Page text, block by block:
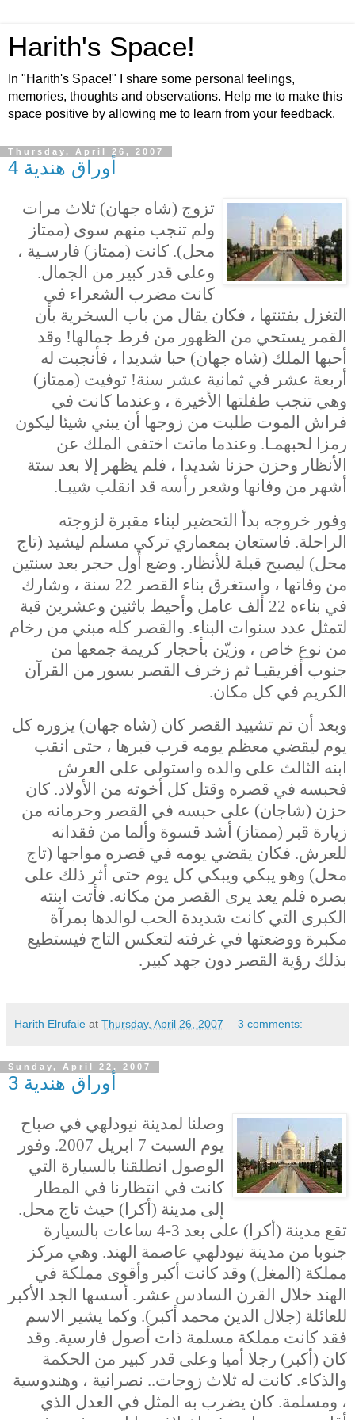
Harith's Space!
In "Harith's Space!" I share some personal feelings,
memories, thoughts and observations. Help me to make this
space positive by allowing me to learn from your feedback.
Thursday, April 26, 2007
أوراق هندية 4
تزوج (شاه جهان) ثلاث مرات
ولم تنجب منهم سوى (ممتاز
محل). كانت (ممتاز) فارسـية ،
وعلى قدر كبير من الجمال.
كانت مضرب الشعراء في
التغزل بفتنتها ، فكان يقال من باب السخرية بأن
القمر يستحي من الظهور من فرط جمالها! وقد
أحبها الملك (شاه جهان) حبا شديدا ، فأنجبت له
أربعة عشر في ثمانية عشر سنة! توفيت (ممتاز)
وهي تنجب طفلتها الأخيرة ، وعندما كانت في
فراش الموت طلبت من زوجها أن يبني شيئا ليكون
رمزا لحبهمـا. وعندما ماتت اختفى الملك عن
الأنظار وحزن حزنا شديدا ، فلم يظهر إلا بعد ستة
أشهر من وفانها وشعر رأسه قد انقلب شيبـا.
وفور خروجه بدأ التحضير لبناء مقبرة لزوجته
الراحلة. فاستعان بمعماري تركي مسلم ليشيد (تاج
محل) ليصبح قبلة للأنظار. وضع أول حجر بعد سنتين
من وفاتها ، واستغرق بناء القصر 22 سنة ، وشارك
في بناءه 22 ألف عامل وأحيط باثنين وعشرين قبة
لتمثل عدد سنوات البناء. والقصر كله مبني من رخام
من نوع خاص ، وزيّن بأحجار كريمة جمعها من
جنوب أفريقيـا ثم زخرف القصر بسور من القرآن
الكريم في كل مكان.
وبعد أن تم تشييد القصر كان (شاه جهان) يزوره كل
يوم ليقضي معظم يومه قرب قبرها ، حتى انقب
ابنه الثالث على والده واستولى على العرش
فحبسه في قصره وقتل كل أخوته من الأولاد. كان
حزن (شاجان) على حبسه في القصر وحرمانه من
زيارة قبر (ممتاز) أشد قسوة وألما من فقدانه
للعرش. فكان يقضي يومه في قصره مواجها (تاج
محل) وهو يبكي ويبكي كل يوم حتى أثر ذلك على
بصره فلم يعد يرى القصر من مكانه. فأتت ابنته
الكبرى التي كانت شديدة الحب لوالدها بمرآة
مكبرة ووضعتها في غرفته لتعكس التاج فيستطيع
بذلك رؤية القصر دون جهد كبير.
Harith Elrufaie at Thursday, April 26, 2007 3 comments:
Sunday, April 22, 2007
أوراق هندية 3
وصلنا لمدينة نيودلهي في صباح
يوم السبت 7 ابريل 2007.
وفور
الوصول انطلقنا بالسيارة التي
كانت في انتظارنا في المطار
إلى مدينة (أكرا) حيث تاج محل.
تقع مدينة (أكرا) على بعد 3-4 ساعات بالسيارة
جنوبا من مدينة نيودلهي عاصمة الهند. وهي مركز
مملكة (المغل) وقد كانت أكبر وأقوى مملكة في
الهند خلال القرن السادس عشر. أسسها الجد الأكبر
للعائلة (جلال الدين محمد أكبر). وكما يشير الاسم
فقد كانت مملكة مسلمة ذات أصول فارسية. وقد
كان (أكبر) رجلا أميا وعلى قدر كبير من الحكمة
والذكاء. كانت له ثلاث زوجات.. نصرانية ، وهندوسية
، ومسلمة. كان يضرب به المثل في العدل الذي